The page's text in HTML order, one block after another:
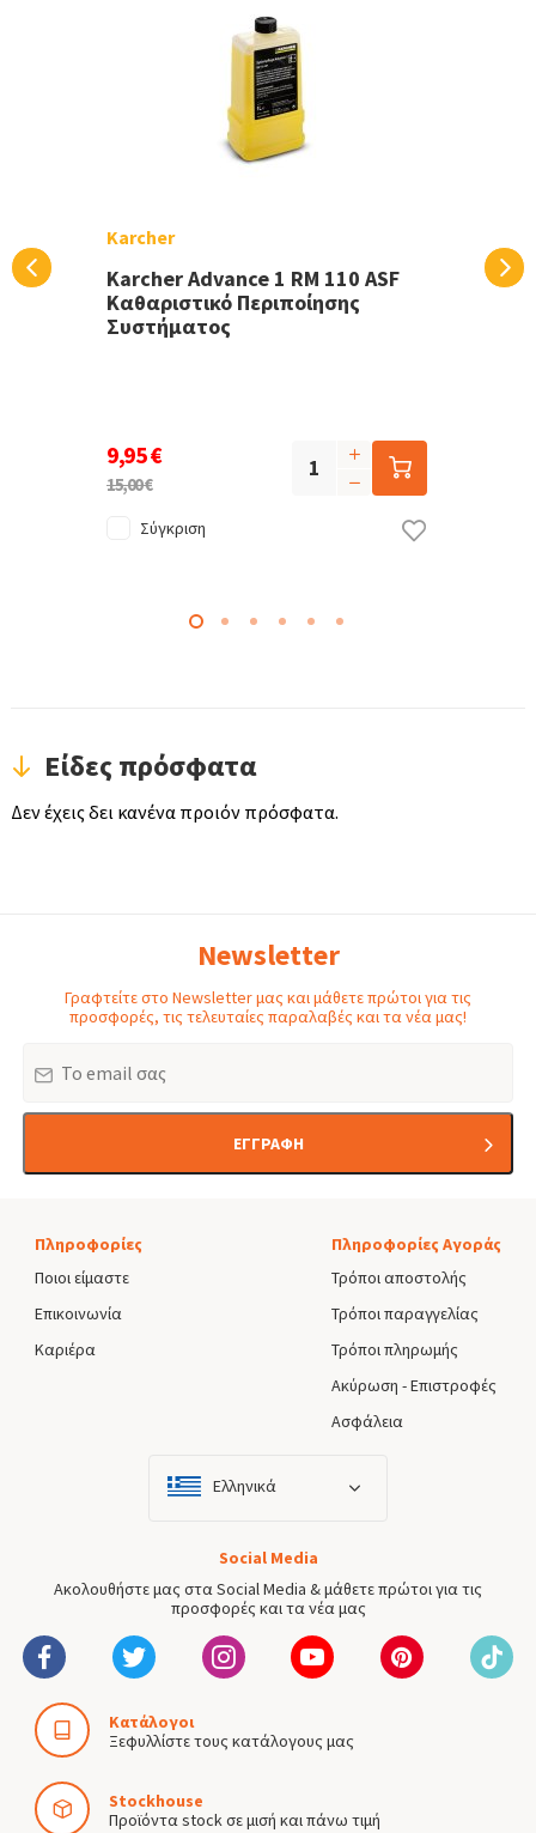
Karcher
Karcher Advance 1 RM 110 ASF
Καθαριστικό Περιποίησης
Συστήματος
9,95 €
15,00 €
Σύγκριση
Είδες πρόσφατα
Δεν έχεις δει κανένα προιόν πρόσφατα.
Newsletter
Γραφτείτε στο Newsletter μας και μάθετε πρώτοι για τις
προσφορές, τις τελευταίες παραλαβές και τα νέα μας!
ΕΓΓΡΑΦΗ
Πληροφορίες
Ποιοι είμαστε
Επικοινωνία
Καριέρα
Πληροφορίες Αγοράς
Τρόποι αποστολής
Τρόποι παραγγελίας
Τρόποι πληρωμής
Ακύρωση - Επιστροφές
Ασφάλεια
Ελληνικά
Social Media
Ακολουθήστε μας στα Social Media & μάθετε πρώτοι για τις
προσφορές και τα νέα μας
Κατάλογοι
Ξεφυλλίστε τους κατάλογους μας
Stockhouse
Προϊόντα stock σε μισή και πάνω τιμή